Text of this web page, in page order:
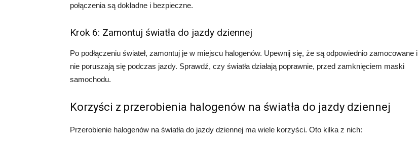
połączenia są dokładne i bezpieczne.
Krok 6: Zamontuj światła do jazdy dziennej
Po podłączeniu świateł, zamontuj je w miejscu halogenów. Upewnij się, że są odpowiednio zamocowane i
nie poruszają się podczas jazdy. Sprawdź, czy światła działają poprawnie, przed zamknięciem maski
samochodu.
Korzyści z przerobienia halogenów na światła do jazdy dziennej
Przerobienie halogenów na światła do jazdy dziennej ma wiele korzyści. Oto kilka z nich: